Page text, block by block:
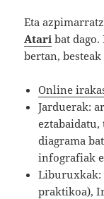
Eta
Atari bat
bertan, besteak
Online
Jarduerak:
eztabaidatu,
diagrama
infografiak
Liburuxkak:
praktikoa),